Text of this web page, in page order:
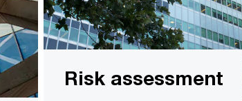
Risk assessment